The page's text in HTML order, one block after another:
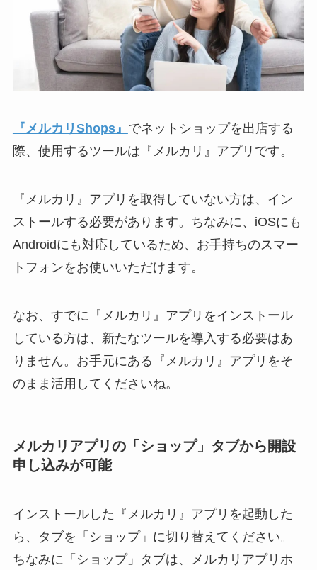
『メルカリShops』 でネットショップを出店する
際、使用するツールは『メルカリ』アプリです。
『メルカリ』アプリを取得していない方は、イン
ストールする必要があります。ちなみに、iOSにも
Androidにも対応しているため、お手持ちのスマー
トフォンをお使いいただけます。
なお、すでに『メルカリ』アプリをインストール
している方は、新たなツールを導入する必要はあ
りません。お手元にある『メルカリ』アプリをそ
のまま活用してくださいね。
メルカリアプリの「ショップ」タブから開設
申し込みが可能
インストールした『メルカリ』アプリを起動した
ら、タブを「ショップ」に切り替えてください。
ちなみに「ショップ」タブは、メルカリアプリホ